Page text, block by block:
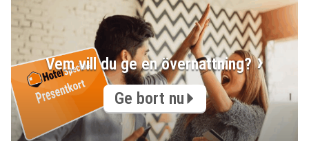
Vem vill du ge en övernattning?
Ge bort nu